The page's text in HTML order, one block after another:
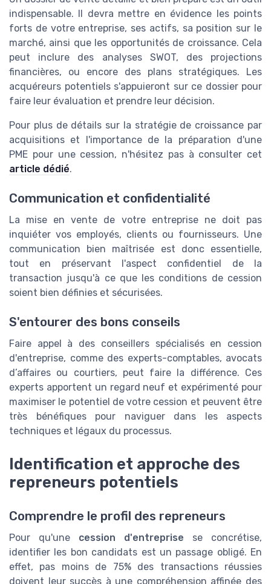
indispensable. Il devra mettre en évidence les points
forts de votre entreprise, ses actifs, sa position sur le
marché, ainsi que les opportunités de croissance. Cela
peut inclure des analyses SWOT, des projections
financières, ou encore des plans stratégiques. Les
acquéreurs potentiels s'appuieront sur ce dossier pour
faire leur évaluation et prendre leur décision.
Pour plus de détails sur la stratégie de croissance par
acquisitions et l'importance de la préparation d'une
PME pour une cession, n'hésitez pas à consulter cet
article dédié.
Communication et confidentialité
La mise en vente de votre entreprise ne doit pas
inquiéter vos employés, clients ou fournisseurs. Une
communication bien maîtrisée est donc essentielle,
tout en préservant l'aspect confidentiel de la
transaction jusqu'à ce que les conditions de cession
soient bien définies et sécurisées.
S'entourer des bons conseils
Faire appel à des conseillers spécialisés en cession
d'entreprise, comme des experts-comptables, avocats
d’affaires ou courtiers, peut faire la différence. Ces
experts apportent un regard neuf et expérimenté pour
maximiser le potentiel de votre cession et peuvent être
très bénéfiques pour naviguer dans les aspects
techniques et légaux du processus.
Identification et approche des
repreneurs potentiels
Comprendre le profil des repreneurs
Pour qu'une cession d'entreprise se concrétise,
identifier les bon candidats est un passage obligé. En
effet, pas moins de 75% des transactions réussies
doivent leur succès à une compréhension affinée des